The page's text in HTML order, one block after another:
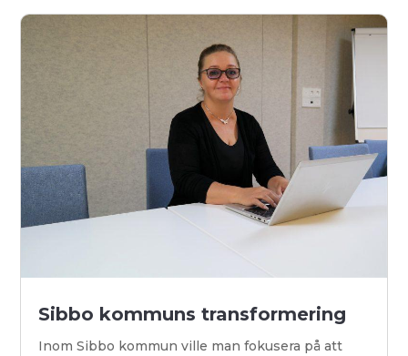
Sibbo kommuns transformering
Inom Sibbo kommun ville man fokusera på att